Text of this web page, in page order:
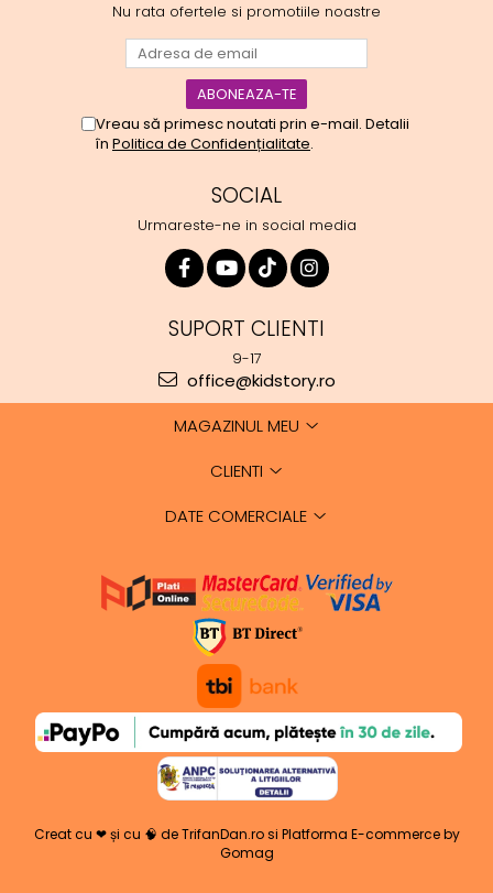
Nu rata ofertele si promotiile noastre
Vreau să primesc noutati prin e-mail. Detalii
în Politica de Confidențialitate.
SOCIAL
Urmareste-ne in social media
SUPORT CLIENTI
9-17
office@kidstory.ro
MAGAZINUL MEU
CLIENTI
DATE COMERCIALE
Creat cu ❤ și cu 🧠 de TrifanDan.rosi Platforma E-commerce by
Gomag